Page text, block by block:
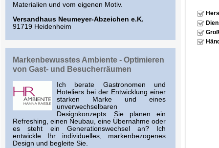
Materialien und vom eigenen Motiv.
Versandhaus Neumeyer-Abzeichen e.K.
91719 Heidenheim
Markenbewusstes Ambiente - Optimieren
von Gast- und Besucherräumen
Ich berate Gastronomen und
Hoteliers bei der Entwicklung einer
starken Marke und eines
unverwechselbaren
Designkonzepts. Sie planen ein
Refreshing, einen Neubau, eine Übernahme oder
es steht ein Generationswechsel an? Ich
entwickle Ihr individuelles, markenbezogenes
Design und begleite Sie.